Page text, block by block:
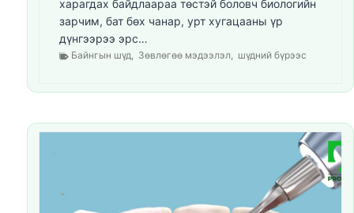
харагдах байдлаараа төстэй боловч биологийн
зарчим, бат бөх чанар, урт хугацааны үр
дүнгээрээ эрс…
Байнгын шүд, Зөвлөгөө мэдээлэл, шүдний бүрээс